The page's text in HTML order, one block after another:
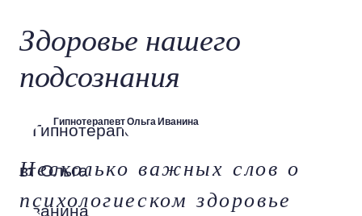
Здоровье нашего
подсознания
Гипнотерапевт Ольга Иванина
Несколько важных слов о
психологиеском здоровье